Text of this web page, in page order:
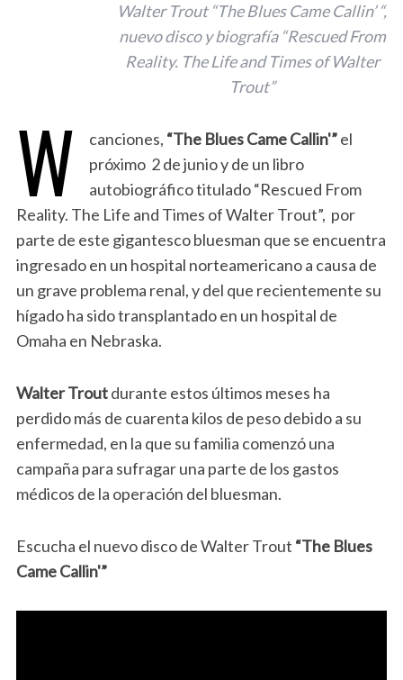
Walter Trout “The Blues Came Callin’ “,
nuevo disco y biografía “Rescued From
Reality. The Life and Times of Walter
Trout”
W canciones, “The Blues Came Callin'”el
próximo 2 de junio y de un libro
autobiográfico titulado “Rescued From
Reality. The Life and Times of Walter Trout”, por
parte de este gigantesco bluesman que se encuentra
ingresado en un hospital norteamericano a causa de
un grave problema renal, y del que recientemente su
hígado ha sido transplantado en un hospital de
Omaha en Nebraska.
Walter Troutdurante estos últimos meses ha
perdido más de cuarenta kilos de peso debido a su
enfermedad, en la que su familia comenzó una
campaña para sufragar una parte de los gastos
médicos de la operación del bluesman.
Escucha el nuevo disco de Walter Trout “The Blues
Came Callin'”